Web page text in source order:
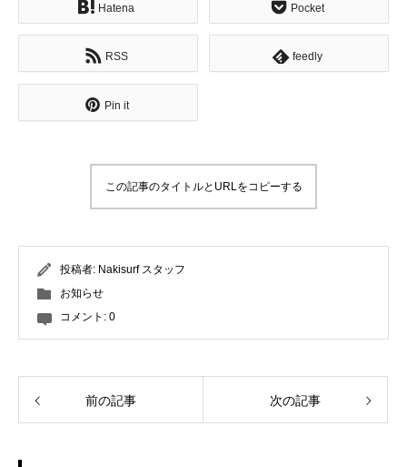
Hatena Pocket
RSS feedly
Pin it
この記事のタイトルとURLをコピーする
投稿者: Nakisurf スタッフ
お知らせ
コメント: 0
前の記事 次の記事